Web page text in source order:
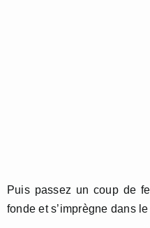
Puis passez un coup de
fonde et s’imprègne dans